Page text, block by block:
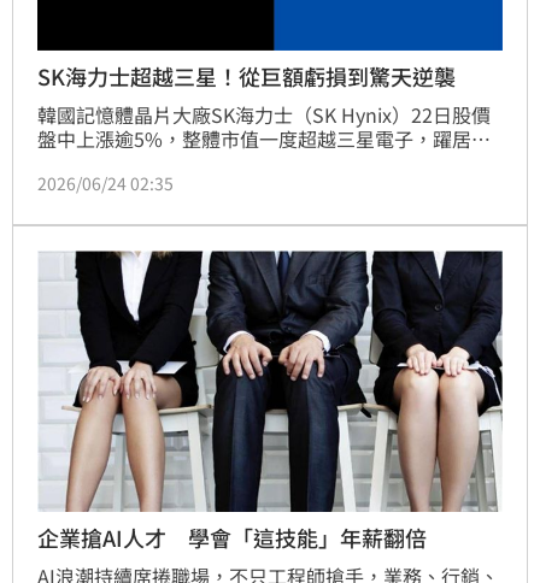
SK海力士超越三星！從巨額虧損到驚天逆襲
韓國記憶體晶片大廠SK海力士（SK Hynix）22日股價
盤中上漲逾5%，整體市值一度超越三星電子，躍居韓
的突破並非一帆風順，過去十年間，公司面臨鉅額虧損
記憶體（High Bandwidth Memory, HBM）突破重
圍，迎頭趕上AI熱潮，成為輝達（NVIDIA）關鍵的合
作夥伴。
2026/06/24 02:35
企業搶AI人才 學會「這技能」年薪翻倍
AI浪潮持續席捲職場，不只工程師搶手，業務、行銷、